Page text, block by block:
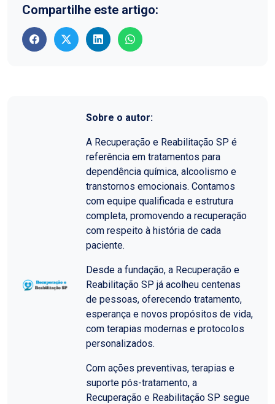
Compartilhe este artigo:
Sobre o autor:
A Recuperação e Reabilitação SP é
referência em tratamentos para
dependência química, alcoolismo e
transtornos emocionais. Contamos
com equipe qualificada e estrutura
completa, promovendo a recuperação
com respeito à história de cada
paciente.
Desde a fundação, a Recuperação e
Reabilitação SP já acolheu centenas
de pessoas, oferecendo tratamento,
esperança e novos propósitos de vida,
com terapias modernas e protocolos
personalizados.
Com ações preventivas, terapias e
suporte pós-tratamento, a
Recuperação e Reabilitação SP segue